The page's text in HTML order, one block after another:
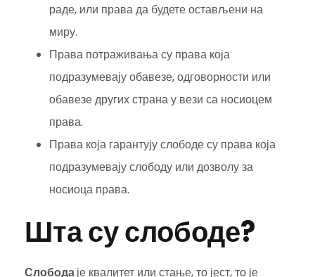
раде, или права да будете остављени на
миру.
Права потраживања су права која
подразумевају обавезе, одговорности или
обавезе других страна у вези са носиоцем
права.
Права која гарантују слободе су права која
подразумевају слободу или дозволу за
носиоца права.
Шта су слободе?
Слободаје квалитет или стање, то јест, то је